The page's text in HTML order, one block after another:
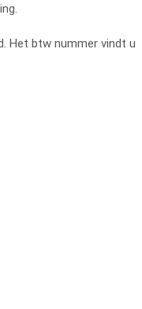
Het btw nummer vindt u